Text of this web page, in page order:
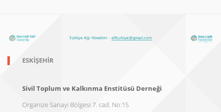
ESKIŞEHIR
Sivil Toplum ve Kalkınma Enstitüsü Derneği
Organize Sanayi Bölgesi 7. cad. No:15